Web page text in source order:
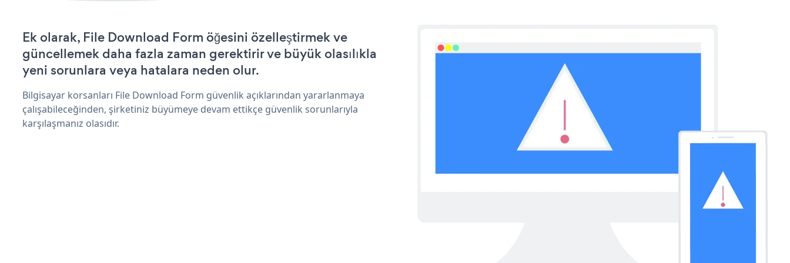
Ek olarak, File Download Form öğesini özelleştirmek ve
güncellemek daha fazla zaman gerektirir ve büyük olasılıkla
yeni sorunlara veya hatalara neden olur.
Bilgisayar korsanları File Download Form güvenlik açıklarından yararlanmaya
çalışabileceğinden, şirketiniz büyümeye devam ettikçe güvenlik sorunlarıyla
karşılaşmanız olasıdır.